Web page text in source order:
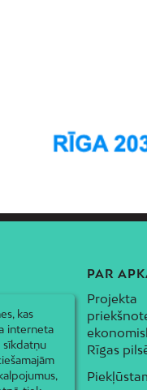
PAR
Rīgas
kas
interneta
sīkdatņu